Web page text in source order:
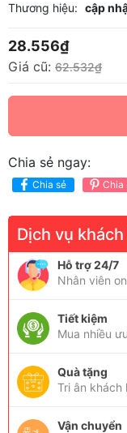
Thương hiệu: cập
28.556₫
Giá cũ: 62.532₫
Chia sẻ ngay:
Chia sẻ Chia
Dịch vụ
Hỗ trợ 24/7
Nhân viên
Tiết kiệm
Mua nhiều
Quà tặng
Tri ân khách
Vận chuyển